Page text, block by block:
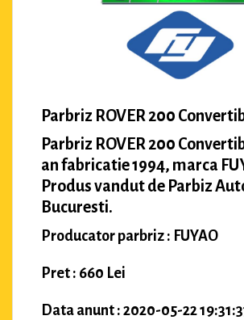
Parbriz ROVER 200
Parbriz ROVER 200
an fabricatie 1994, marca
Produs vandut de Parbiz
Bucuresti.
Producator parbriz : FUYAO
Pret : 660 Lei
Data anunt : 2020-05-22